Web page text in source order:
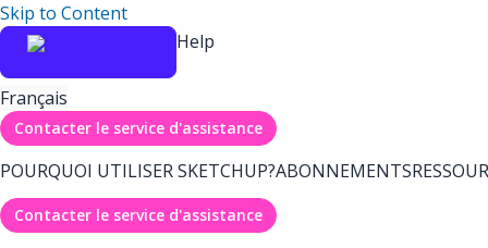
Skip to Content
Help
Français
Contacter le service d'assistance
POURQUOI UTILISER SKETCHUP?ABONNEMENTS
Contacter le service d'assistance